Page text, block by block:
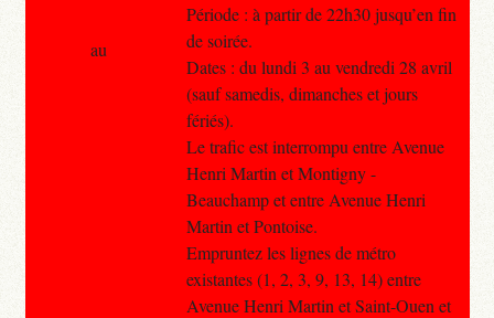
Période : à partir de 22h30 jusqu’en fin
de soirée.
Dates : du lundi 3 au vendredi 28 avril
(sauf samedis, dimanches et jours
fériés).
Le trafic est interrompu entre Avenue
Henri Martin et Montigny -
Beauchamp et entre Avenue Henri
Martin et Pontoise.
Empruntez les lignes de métro
existantes (1, 2, 3, 9, 13, 14) entre
Avenue Henri Martin et Saint-Ouen et
au